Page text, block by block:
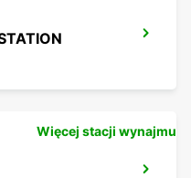
Więcej stacji wynajmu